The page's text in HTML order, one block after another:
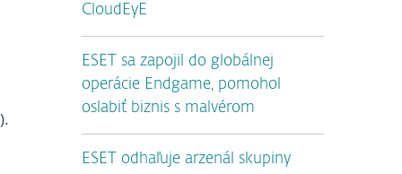
CloudEyE
ESET sa zapojil do globálnej
operácie Endgame, pomohol
oslabiť biznis s malvérom
ESET odhaľuje arzenál skupiny